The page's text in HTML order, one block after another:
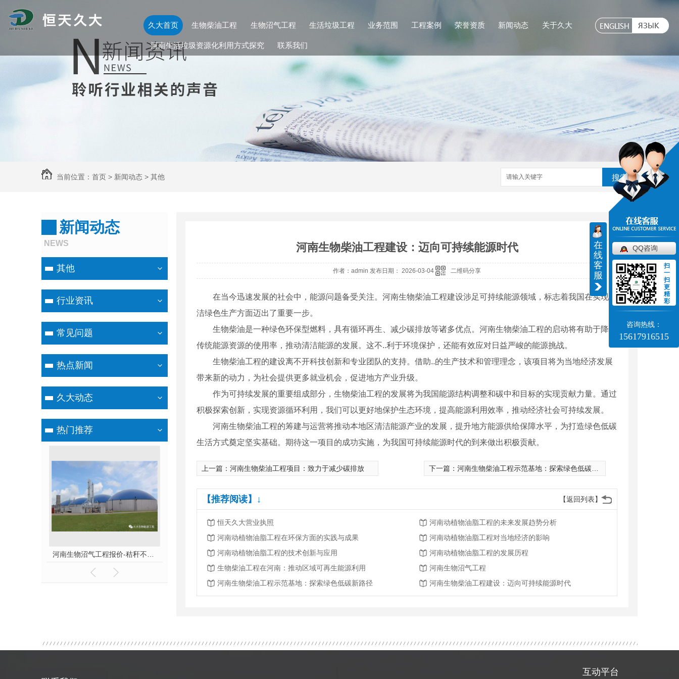
久大首页 生物柴油工程 生物沼气工程 生活垃圾工程 业务范围 工程案例 荣誉资质 新闻动态 关于久大
河南生活垃圾资源化利用方式探究 联系我们
当前位置： 首页 > 新闻动态 > 其他 搜索
新闻动态
NEWS
其他
行业资讯
常见问题
热点新闻
久大动态
热门推荐
沼气生产将成下一个能源产业风口
河南生物柴油工程建设：迈向可持续能源时代
作者：admin 发布日期： 2026-03-04 二维码分享
在当今迅速发展的社会中，能源问题备受关注。河南生物柴油工程建设涉足可持续能源领域，标志着我国在实现清
洁绿色生产方面迈出了重要一步。
生物柴油是一种绿色环保型燃料，具有循环再生、减少碳排放等诸多优点。河南生物柴油工程的启动将有助于降低
传统能源资源的使用率，推动清洁能源的发展。这不..利于环境保护，还能有效应对日益严峻的能源挑战。
生物柴油工程的建设离不开科技创新和专业团队的支持。借助..的生产技术和管理理念，该项目将为当地经济发展
带来新的动力，为社会提供更多就业机会，促进地方产业升级。
作为可持续发展的重要组成部分，生物柴油工程的发展将为我国能源结构调整和碳中和目标的实现贡献力量。通过
积极探索创新，实现资源循环利用，我们可以更好地保护生态环境，提高能源利用效率，推动经济社会可持续发展。
河南生物柴油工程的筹建与运营将推动本地区清洁能源产业的发展，提升地方能源供给保障水平，为打造绿色低碳
生活方式奠定坚实基础。期待这一项目的成功实施，为我国可持续能源时代的到来做出积极贡献。
上一篇： 河南生物柴油工程项目：致力于减少碳排放 下一篇： 河南生物柴油工程示范基地：探索绿色低碳新路径
【返回列表】
【推荐阅读】↓
恒天久大营业执照
河南动植物油脂工程的未来发展趋势分析
河南动植物油脂工程在环保方面的实践与成果
河南动植物油脂工程对当地经济的影响
河南动植物油脂工程的技术创新与应用
河南动植物油脂工程的发展历程
生物柴油工程在河南：推动区域可再生能源利用
河南生物沼气工程
河南生物柴油工程示范基地：探索绿色低碳新路径
河南生物柴油工程建设：迈向可持续能源时代
互动平台
在
线
客
服
QQ咨询
扫
一
扫
更
精
彩
咨询热线：
15617916515